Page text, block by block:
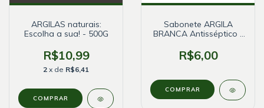
ARGILAS naturais:
Escolha a sua! - 500G
R$10,99
2 x de R$6,41
COMPRAR
Sabonete ARGILA
BRANCA Antisséptico -
R$6,00